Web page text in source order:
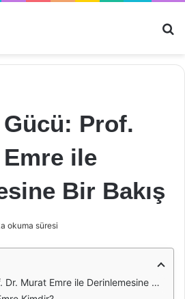
Prof.
ile
Bir Bakış
okuma süresi
Murat Emre ile Derinlemesine Bir Bakış